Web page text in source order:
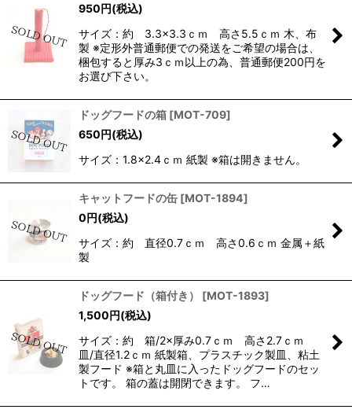
950円(税込)
サイズ：約 3.3×3.3ｃｍ 高さ5.5ｃｍ 木、布
製 ※定形外普通郵便での発送をご希望の場合は、
梱包すると厚み3ｃｍ以上の為、普通郵便200円を
お選び下さい。
ドッグフードの箱 [MOT-709]
650円(税込)
サイズ：1.8×2.4ｃｍ 紙製 ※箱は開きません。
キャットフードの缶 [MOT-1894]
0円(税込)
サイズ：約 直径0.7ｃｍ 高さ0.6ｃｍ 金属＋紙
製
ドッグフード（箱付き） [MOT-1893]
1,500円(税込)
サイズ：約 箱/2×厚み0.7ｃｍ 高さ2.7ｃｍ
皿/直径1.2ｃｍ 紙製箱、プラスチック製皿、粘土
製フード ※箱と丸皿に入ったドッグフードのセッ
トです。 箱の蓋は開閉できます。 フ…